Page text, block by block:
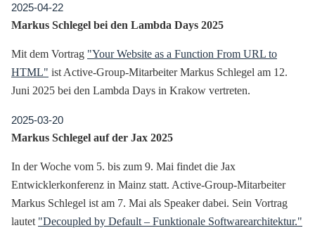
2025-04-22
Markus Schlegel bei den Lambda Days 2025
Mit dem Vortrag "Your Website as a Function From URL to
HTML" ist Active-Group-Mitarbeiter Markus Schlegel am 12.
Juni 2025 bei den Lambda Days in Krakow vertreten.
2025-03-20
Markus Schlegel auf der Jax 2025
In der Woche vom 5. bis zum 9. Mai findet die Jax
Entwicklerkonferenz in Mainz statt. Active-Group-Mitarbeiter
Markus Schlegel ist am 7. Mai als Speaker dabei. Sein Vortrag
lautet "Decoupled by Default – Funktionale Softwarearchitektur."